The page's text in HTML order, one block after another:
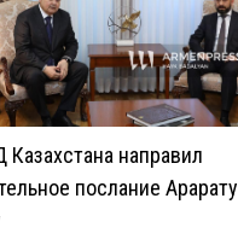
Казахстана направил
послание Арарату